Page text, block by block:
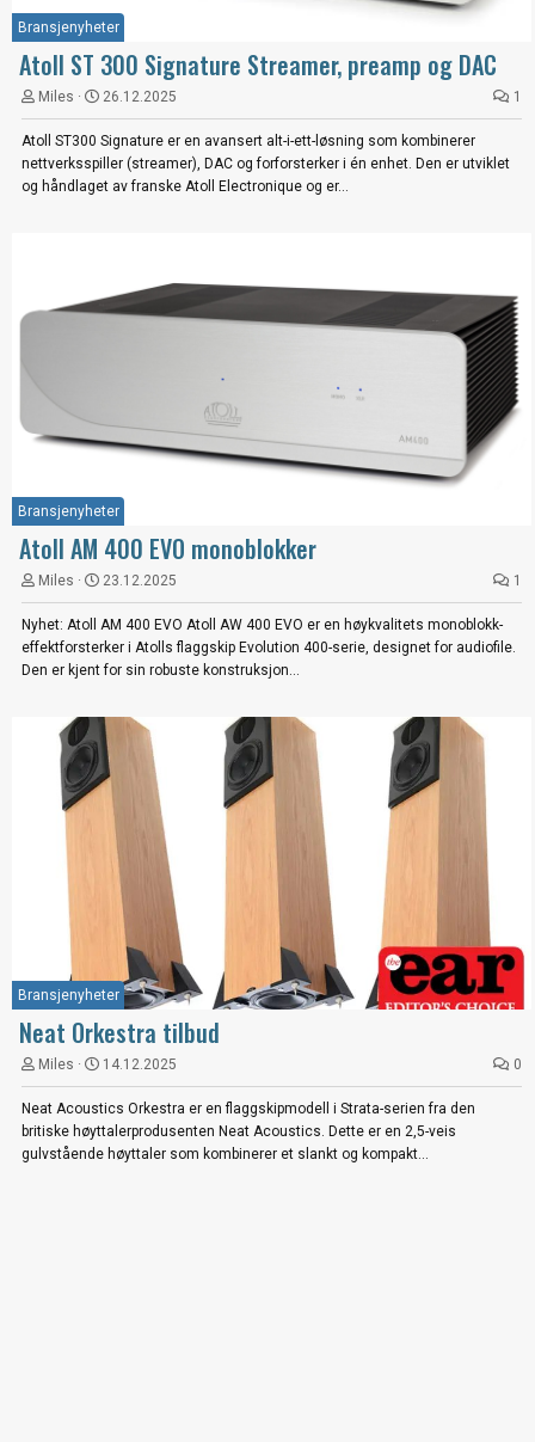
Bransjenyheter
Atoll ST 300 Signature Streamer, preamp og DAC
Miles 26.12.2025 1
Atoll ST300 Signature er en avansert alt-i-ett-løsning som kombinerer
nettverksspiller (streamer), DAC og forforsterker i én enhet. Den er utviklet
og håndlaget av franske Atoll Electronique og er...
Bransjenyheter
Atoll AM 400 EVO monoblokker
Miles 23.12.2025 1
Nyhet: Atoll AM 400 EVO Atoll AW 400 EVO er en høykvalitets monoblokk-
effektforsterker i Atolls flaggskip Evolution 400-serie, designet for audiofile.
Den er kjent for sin robuste konstruksjon...
Bransjenyheter
Neat Orkestra tilbud
Miles 14.12.2025 0
Neat Acoustics Orkestra er en flaggskipmodell i Strata-serien fra den
britiske høyttalerprodusenten Neat Acoustics. Dette er en 2,5-veis
gulvstående høyttaler som kombinerer et slankt og kompakt...